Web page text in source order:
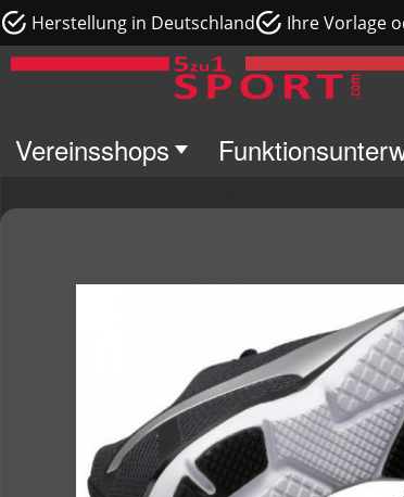
Herstellung in Deutschland Ihre Vorlage
Vereinsshops